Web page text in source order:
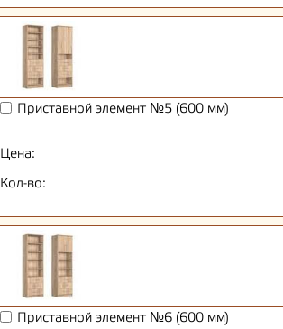
Приставной элемент №5 (600 мм)
Цена:
Кол-во:
Приставной элемент №6 (600 мм)